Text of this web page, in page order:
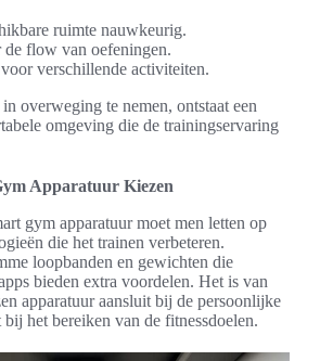
ruimte nauwkeurig.
de flow van oefeningen.
verschillende activiteiten.
overweging te nemen, ontstaat een
omgeving die de trainingservaring
Apparatuur Kiezen
gym apparatuur moet men letten op
die het trainen verbeteren.
loopbanden en gewichten die
bieden extra voordelen. Het is van
apparatuur aansluit bij de persoonlijke
het bereiken van de fitnessdoelen.